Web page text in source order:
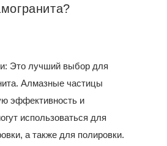
Это лучший выбор для
Алмазные частицы
эффективность и
использоваться для
а также для полировки.